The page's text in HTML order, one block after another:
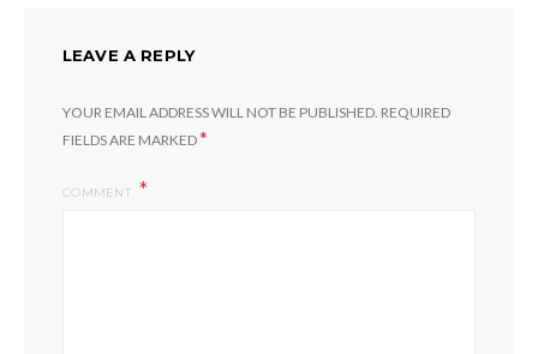
LEAVE A REPLY
YOUR EMAIL ADDRESS WILL NOT BE PUBLISHED. REQUIRED
FIELDS ARE MARKED*
COMMENT